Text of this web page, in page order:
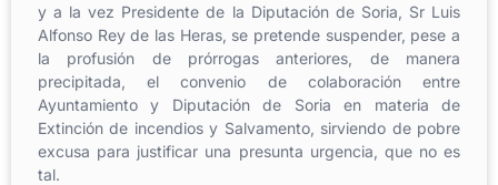
y a la vez Presidente de la Diputación de Soria, Sr Luis
Alfonso Rey de las Heras, se pretende suspender, pese a
la profusión de prórrogas anteriores, de manera
precipitada, el convenio de colaboración entre
Ayuntamiento y Diputación de Soria en materia de
Extinción de incendios y Salvamento, sirviendo de pobre
excusa para justificar una presunta urgencia, que no es
tal.